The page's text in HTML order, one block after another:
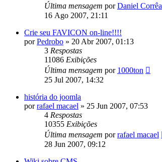
Última mensagem porDaniel Corrêa
16 Ago 2007, 21:11
Crie seu FAVICON on-line!!!!
porPedrobo » 20 Abr 2007, 01:13
3 Respostas
11086 Exibições
Última mensagem por 1000ton
25 Jul 2007, 14:32
história do joomla
porrafael macael » 25 Jun 2007, 07:53
4 Respostas
10355 Exibições
Última mensagem porrafael macael
28 Jun 2007, 09:12